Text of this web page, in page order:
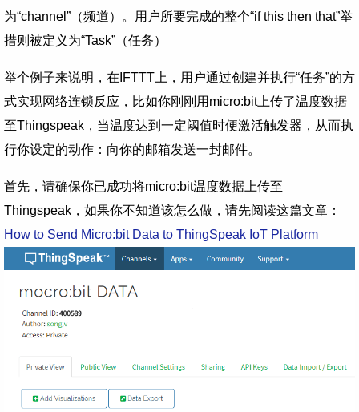
为“channel”（频道）。用户所要完成的整个“if this then that”举
措则被定义为“Task”（任务）
举个例子来说明，在IFTTT上，用户通过创建并执行“任务”的方
式实现网络连锁反应，比如你刚刚用micro:bit上传了温度数据
至Thingspeak，当温度达到一定阈值时便激活触发器，从而执
行你设定的动作：向你的邮箱发送一封邮件。
首先，请确保你已成功将micro:bit温度数据上传至
Thingspeak，如果你不知道该怎么做，请先阅读这篇文章：
How to Send Micro:bit Data to ThingSpeak IoT Platform